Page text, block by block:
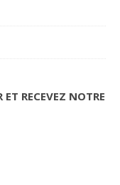
RECEVEZ NOTRE